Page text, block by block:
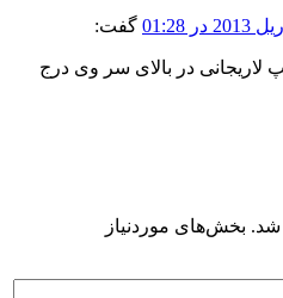
گفت:
لاریجانی در بالای سر وی درج
شد. بخش‌های موردنیاز